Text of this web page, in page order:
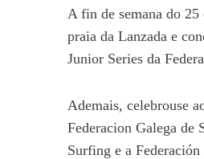
A fin de semana do
praia da Lanzada e
Junior Series da
Ademais, celebrouse
Federacion Galega de
Surfing e a